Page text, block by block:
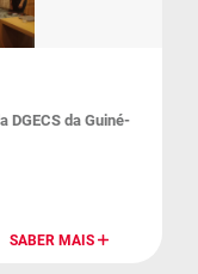
DGECS da Guiné-
SABER MAIS